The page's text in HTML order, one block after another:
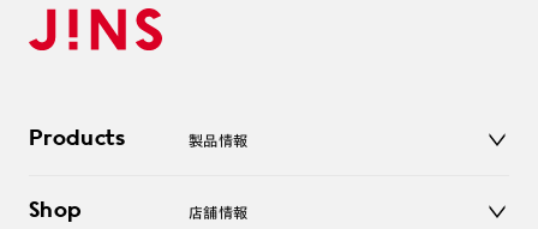
Products 製品情報
サングラス
Shop 店舗情報